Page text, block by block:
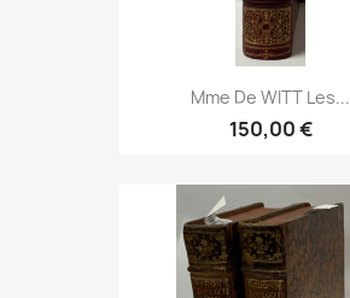
Mme De WITT Les...
150,00 €